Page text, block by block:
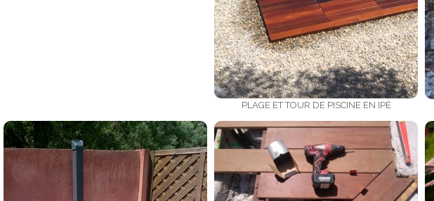
PLAGE ET TOUR DE PISCINE EN IPÉ